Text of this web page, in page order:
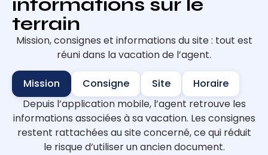
terrain
Mission, consignes et informations du site : tout est
réuni dans la vacation de l’agent.
Mission Consigne Site
Horaire
Depuis l’application mobile, l’agent retrouve les
informations associées à sa vacation. Les consignes
restent rattachées au site concerné, ce qui réduit
le risque d’utiliser un ancien document.